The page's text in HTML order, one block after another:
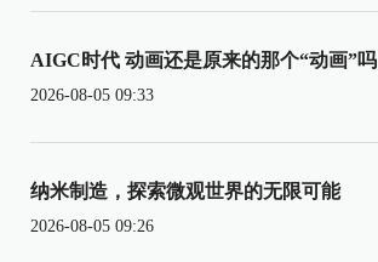
AIGC时代 动画还是原来的那个“动画”吗
2026-08-05 09:33
纳米制造，探索微观世界的无限可能
2026-08-05 09:26